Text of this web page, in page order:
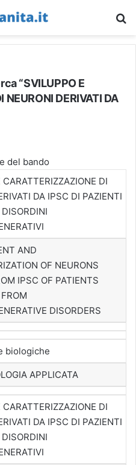
“SVILUPPO E
DERIVATI DA
del bando
CARATTERIZZAZIONE DI
DA IPSC DI PAZIENTI
AND
OF NEURONS
IPSC OF PATIENTS
DISORDERS
biologiche
APPLICATA
CARATTERIZZAZIONE DI
DA IPSC DI PAZIENTI